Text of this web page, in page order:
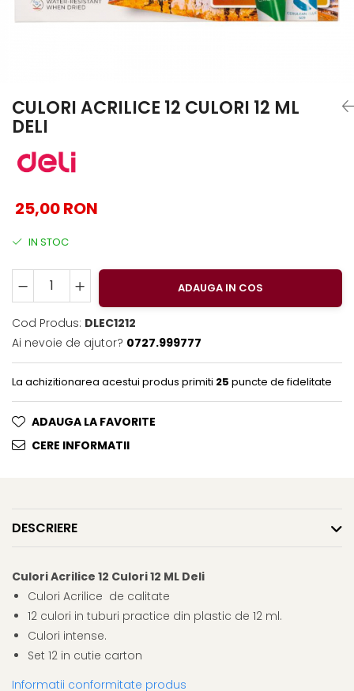
Graf von Faber-Castell
Rotring
Herlitz
Kreul
Leuchtturm1917
Consumabile
Schneider
Sharpie
Mont Marte
Oxford
M+R
Clairefontaine
Lyra
Aristo
Elmers
Panini
World Cup 2026
Pilot
Precision
Foarfeci
Penare si Rucsaci
Markere Machiaj
Rigle echere
CULORI ACRILICE 12 CULORI 12 ML
DELI
25,00 RON
IN STOC
ADAUGA IN COS
Cod Produs: DLEC1212
Ai nevoie de ajutor? 0727.999777
La achizitionarea acestui produs primiti 25 puncte de fidelitate
ADAUGA LA FAVORITE
CERE INFORMATII
DESCRIERE
Culori Acrilice 12 Culori 12 ML Deli
Culori Acrilice de calitate
12 culori in tuburi practice din plastic de 12 ml.
Culori intense.
Set 12 in cutie carton
Informatii conformitate produs